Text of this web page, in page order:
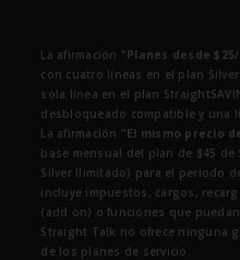
La afirmación "Planes desde
con cuatro líneas en el plan
sola línea en el plan
desbloqueado compatible y una
La afirmación "El mismo precio
base mensual del plan de $45
Silver Ilimitado) para el periodo
incluye impuestos, cargos,
(add on) o funciones que
Straight Talk no ofrece ninguna
de los planes de servicio.